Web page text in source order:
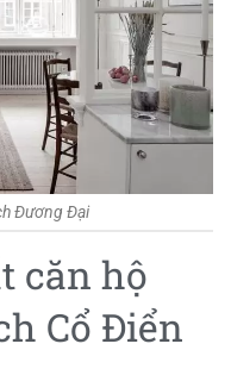
Đương Đại
căn hộ
Cổ Điển